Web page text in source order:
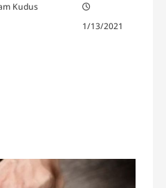
Kudus
1/13/2021